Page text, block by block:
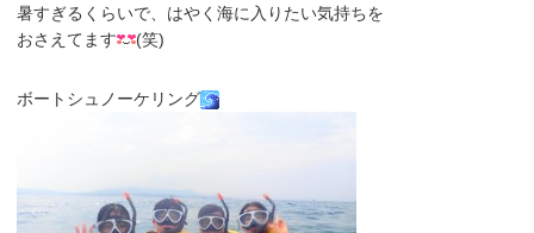
暑すぎるくらいで、はやく海に入りたい気持ちを
おさえてます
(笑)
ボートシュノーケリング